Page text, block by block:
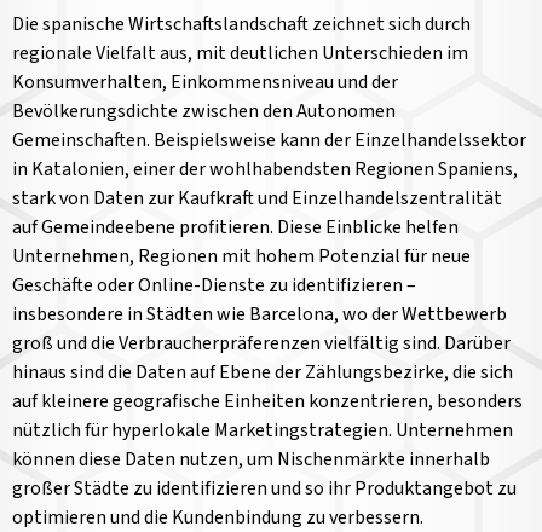
Die spanische Wirtschaftslandschaft zeichnet sich durch
regionale Vielfalt aus, mit deutlichen Unterschieden im
Konsumverhalten, Einkommensniveau und der
Bevölkerungsdichte zwischen den Autonomen
Gemeinschaften. Beispielsweise kann der Einzelhandelssektor
in Katalonien, einer der wohlhabendsten Regionen Spaniens,
stark von Daten zur Kaufkraft und Einzelhandelszentralität
auf Gemeindeebene profitieren. Diese Einblicke helfen
Unternehmen, Regionen mit hohem Potenzial für neue
Geschäfte oder Online-Dienste zu identifizieren –
insbesondere in Städten wie Barcelona, wo der Wettbewerb
groß und die Verbraucherpräferenzen vielfältig sind. Darüber
hinaus sind die Daten auf Ebene der Zählungsbezirke, die sich
auf kleinere geografische Einheiten konzentrieren, besonders
nützlich für hyperlokale Marketingstrategien. Unternehmen
können diese Daten nutzen, um Nischenmärkte innerhalb
großer Städte zu identifizieren und so ihr Produktangebot zu
optimieren und die Kundenbindung zu verbessern.